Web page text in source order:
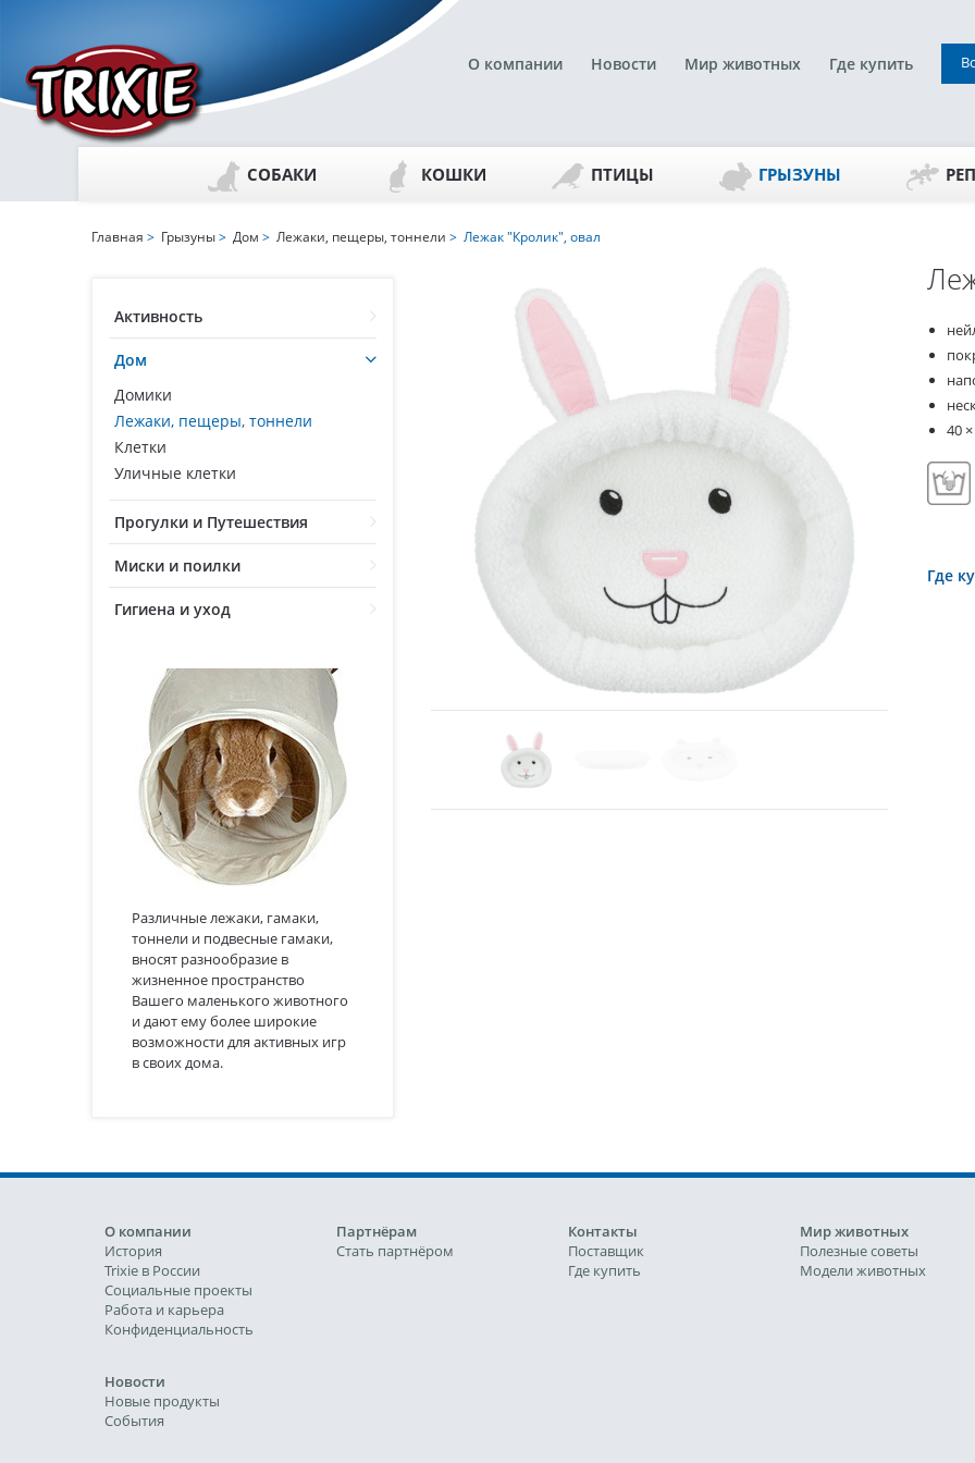
О компании Новости Мир животных Где купить
СОБАКИ КОШКИ ПТИЦЫ ГРЫЗУНЫ
Активность
Дом
Домики
Лежаки, пещеры, тоннели
Клетки
Уличные клетки
Прогулки и Путешествия
Миски и поилки
Гигиена и уход
Различные лежаки, гамаки,
тоннели и подвесные гамаки,
вносят разнообразие в
жизненное пространство
Вашего маленького животного
и дают ему более широкие
возможности для активных игр
в своих дома.
Главная > Грызуны> Дом > Лежаки, пещеры, тоннели > Лежак "Кролик", овал
40
Где
О компании
История
Trixie в России
Социальные проекты
Работа и карьера
Конфиденциальность
Партнёрам
Стать партнёром
Контакты
Поставщик
Где купить
Мир животных
Полезные советы
Модели животных
Новости
Новые продукты
События